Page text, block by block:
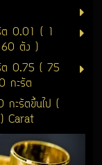
ต 0.01 ( 1
ตัง )
ต 0.75 ( 75
กะรัต
กะรัตขึ้นไป (
Carat